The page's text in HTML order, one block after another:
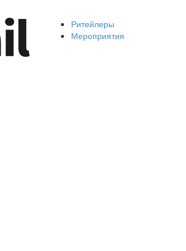
Ритейлеры
Мероприятия